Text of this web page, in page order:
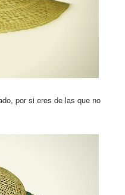
por si eres de las que no